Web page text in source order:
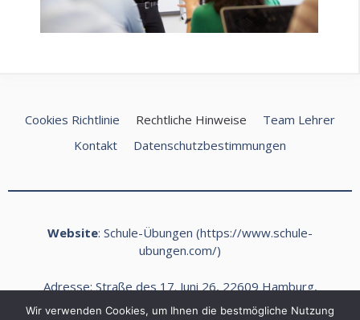
Cookies Richtlinie Rechtliche Hinweise
Team Lehrer
Kontakt
Datenschutzbestimmungen
Website: Schule-Übungen (https://www.schule-
ubungen.com/)
Adresse: Straße des 17. Juni 26, 22609 Hamburg,
Deutschland
Wir verwenden Cookies, um Ihnen die bestmögliche Nutzung